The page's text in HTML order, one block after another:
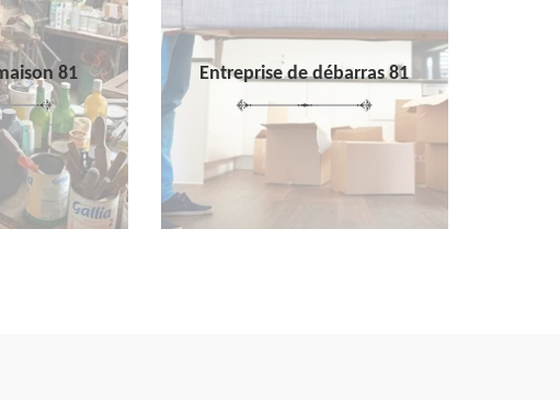
81 Entreprise de débarras 81